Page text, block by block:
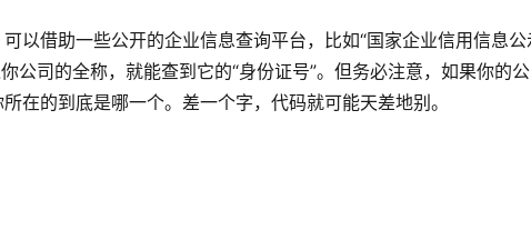
以借助一些公开的企业信息查询平台，比如“国家企业信用信息公
公司的全称，就能查到它的“身份证号”。但务必注意，如果你的
在的到底是哪一个。差一个字，代码就可能天差地别。